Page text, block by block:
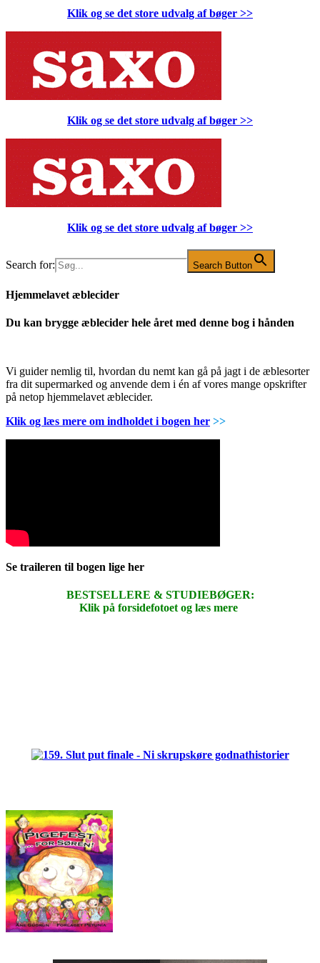
Klik og se det store udvalg af bøger >>
Klik og se det store udvalg af bøger >>
Klik og se det store udvalg af bøger >>
Search for: Search Button
Hjemmelavet æblecider
Du kan brygge æblecider hele året med denne bog i hånden
Vi guider nemlig til, hvordan du nemt kan gå på jagt i de æblesorter
fra dit supermarked og anvende dem i én af vores mange opskrifter
på netop hjemmelavet æblecider.
Klik og læs mere om indholdet i bogen her >>
Se traileren til bogen lige her
BESTSELLERE & STUDIEBØGER:
Klik på forsidefotoet og læs mere